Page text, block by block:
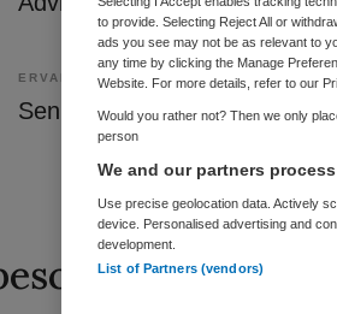
ERVARING
Senior
to provide. Selecting Reject All or
ads you see may not be as relevant to
any time by clicking the Manage
Website. For more details, refer to our
Would you rather not? Then we only
person
We and our partners
Use precise geolocation data. Actively
device. Personalised advertising and
development.
List of Partners (vendors)